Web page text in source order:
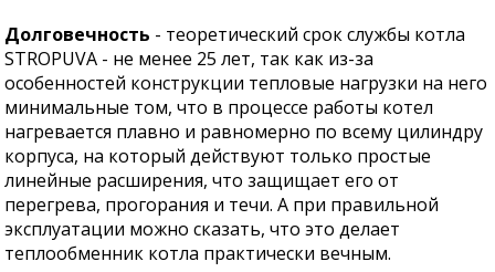
Долговечность - теоретический срок службы котла
STROPUVA - не менее 25 лет, так как из-за
особенностей конструкции тепловые нагрузки на него
минимальные том, что в процессе работы котел
нагревается плавно и равномерно по всему цилиндру
корпуса, на который действуют только простые
линейные расширения, что защищает его от
перегрева, прогорания и течи. А при правильной
эксплуатации можно сказать, что это делает
теплообменник котла практически вечным.